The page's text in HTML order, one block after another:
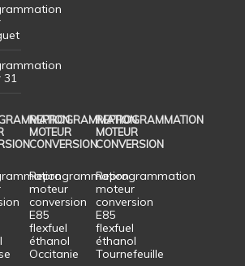
31
REPROGRAMMATION
MOTEUR
CONVERSION
Reprogrammation
moteur
conversion
E85
flexfuel
éthanol
Occitanie
REPROGRAMMATION
MOTEUR
CONVERSION
Reprogrammation
moteur
conversion
E85
flexfuel
éthanol
Tournefeuille